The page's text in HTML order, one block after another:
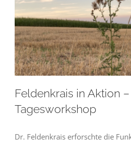
Newsletter
Kulturnetz
Feldenkrais in Aktion –
Tagesworkshop
Dr. Feldenkrais erforschte die